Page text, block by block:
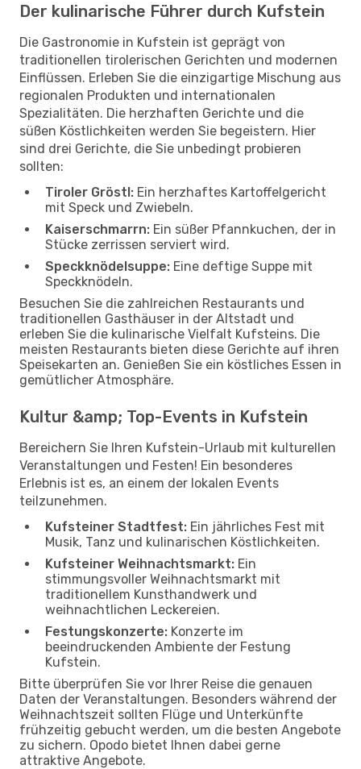
Der kulinarische Führer durch Kufstein
Die Gastronomie in Kufstein ist geprägt von
traditionellen tirolerischen Gerichten und modernen
Einflüssen. Erleben Sie die einzigartige Mischung aus
regionalen Produkten und internationalen
Spezialitäten. Die herzhaften Gerichte und die
süßen Köstlichkeiten werden Sie begeistern. Hier
sind drei Gerichte, die Sie unbedingt probieren
sollten:
Tiroler Gröstl: Ein herzhaftes Kartoffelgericht
mit Speck und Zwiebeln.
Kaiserschmarrn: Ein süßer Pfannkuchen, der in
Stücke zerrissen serviert wird.
Speckknödelsuppe: Eine deftige Suppe mit
Speckknödeln.
Besuchen Sie die zahlreichen Restaurants und
traditionellen Gasthäuser in der Altstadt und
erleben Sie die kulinarische Vielfalt Kufsteins. Die
meisten Restaurants bieten diese Gerichte auf ihren
Speisekarten an. Genießen Sie ein köstliches Essen in
gemütlicher Atmosphäre.
Kultur &amp; Top-Events in Kufstein
Bereichern Sie Ihren Kufstein-Urlaub mit kulturellen
Veranstaltungen und Festen! Ein besonderes
Erlebnis ist es, an einem der lokalen Events
teilzunehmen.
Kufsteiner Stadtfest: Ein jährliches Fest mit
Musik, Tanz und kulinarischen Köstlichkeiten.
Kufsteiner Weihnachtsmarkt: Ein
stimmungsvoller Weihnachtsmarkt mit
traditionellem Kunsthandwerk und
weihnachtlichen Leckereien.
Festungskonzerte: Konzerte im
beeindruckenden Ambiente der Festung
Kufstein.
Bitte überprüfen Sie vor Ihrer Reise die genauen
Daten der Veranstaltungen. Besonders während der
Weihnachtszeit sollten Flüge und Unterkünfte
frühzeitig gebucht werden, um die besten Angebote
zu sichern. Opodo bietet Ihnen dabei gerne
attraktive Angebote.